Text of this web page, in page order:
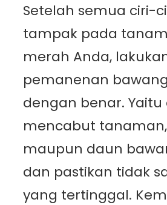
Setelah semua ciri-
tampak pada
merah Anda,
pemanenan
dengan benar.
mencabut
maupun daun
dan pastikan tidak
yang tertinggal.